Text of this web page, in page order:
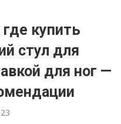
купить
стул для
для ног —